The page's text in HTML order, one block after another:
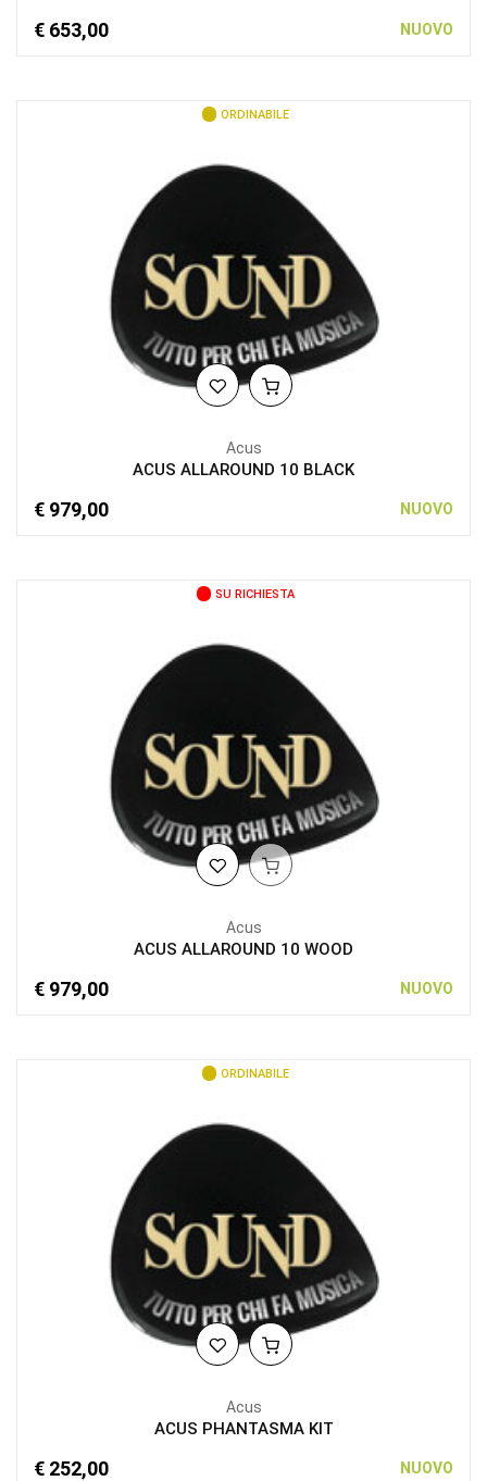
€ 653,00 NUOVO
ORDINABILE
Acus
ACUS ALLAROUND 10 BLACK
€ 979,00 NUOVO
SU RICHIESTA
Acus
ACUS ALLAROUND 10 WOOD
€ 979,00 NUOVO
ORDINABILE
Acus
ACUS PHANTASMA KIT
€ 252,00 NUOVO